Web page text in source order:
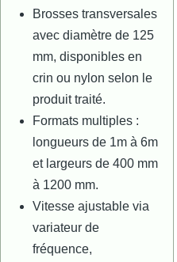
Brosses transversales
avec diamètre de 125
mm, disponibles en
crin ou nylon selon le
produit traité.
Formats multiples :
longueurs de 1m à 6m
et largeurs de 400 mm
à 1200 mm.
Vitesse ajustable via
variateur de
fréquence,